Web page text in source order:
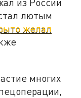
из России
лютым
желал
многих